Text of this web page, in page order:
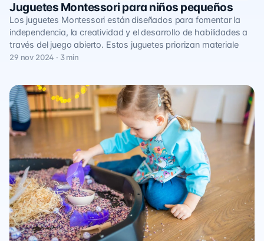
Juguetes Montessori para niños pequeños
Los juguetes Montessori están diseñados para fomentar la
independencia, la creatividad y el desarrollo de habilidades a
través del juego abierto. Estos juguetes priorizan materiale
29 nov 2024 · 3 min